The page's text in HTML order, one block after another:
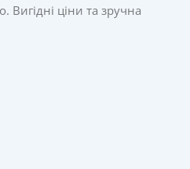
Вигідні ціни та зручна